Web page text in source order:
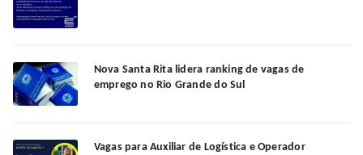
Nova Santa Rita lidera ranking de vagas de
emprego no Rio Grande do Sul
Vagas para Auxiliar de Logística e Operador